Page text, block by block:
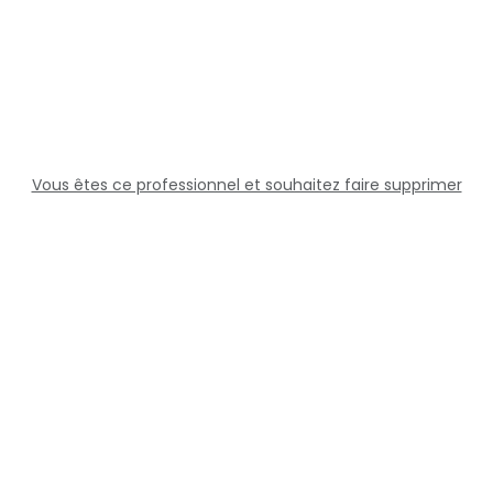
Vous êtes ce professionnel et souhaitez faire supprimer